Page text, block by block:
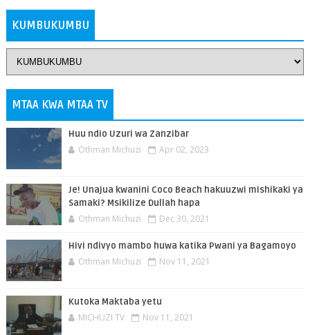
KUMBUKUMBU
MTAA KWA MTAA TV
Huu ndio Uzuri wa Zanzibar
Othman Michuzi Apr 02, 2023
Je! Unajua kwanini Coco Beach hakuuzwi mishikaki ya
Samaki? Msikilize Dullah hapa
Othman Michuzi Dec 30, 2021
Hivi ndivyo mambo huwa katika Pwani ya Bagamoyo
Othman Michuzi Nov 11, 2021
Kutoka Maktaba yetu
MICHUZI TV Nov 11, 2021